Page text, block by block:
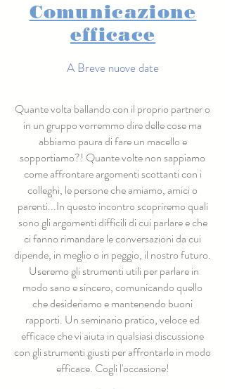
Comunicazione
efficace
A Breve nuove date
Quante volta ballando con il proprio partner o
in un gruppo vorremmo dire delle cose ma
abbiamo paura di fare un macello e
sopportiamo?! Quante volte non sappiamo
come affrontare argomenti scottanti con i
colleghi, le persone che amiamo, amici o
parenti...In questo incontro scopriremo quali
sono gli argomenti difficili di cui parlare e che
ci fanno rimandare le conversazioni da cui
dipende, in meglio o in peggio, il nostro futuro.
Useremo gli strumenti utili per parlare in
modo sano e sincero, comunicando quello
che desideriamo e mantenendo buoni
rapporti. Un seminario pratico, veloce ed
efficace che vi aiuta in qualsiasi discussione
con gli strumenti giusti per affrontarle in modo
efficace. Cogli l'occasione!